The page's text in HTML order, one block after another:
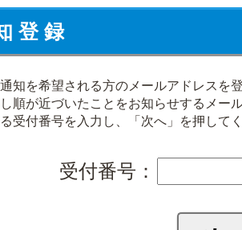
登 録
知を希望される方のメールアドレスを登
順が近づいたことをお知らせするメー
受付番号を入力し、「次へ」を押してく
受付番号：